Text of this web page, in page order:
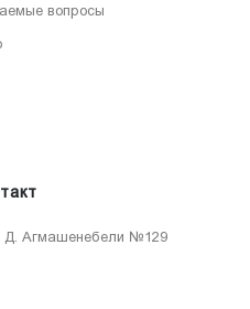
вопросы
Д. Агмашенебели №129